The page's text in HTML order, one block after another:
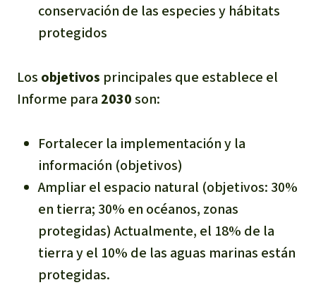
conservación de las especies y hábitats
protegidos
Los objetivos principales que establece el
Informe para 2030son:
Fortalecer la implementación y la
información (objetivos)
Ampliar el espacio natural (objetivos: 30%
en tierra; 30% en océanos, zonas
protegidas) Actualmente, el 18% de la
tierra y el 10% de las aguas marinas están
protegidas.